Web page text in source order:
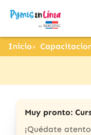
Inicio
Muy pronto:
¡Quédate